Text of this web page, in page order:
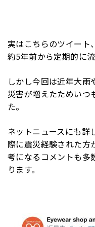
実はこちらのツイー
約5年前から定期的に
しかし今回は近年大雨
災害が増えたためいつ
た。
ネットニュースにも詳
際に震災経験された方
考になるコメントも多
ります。